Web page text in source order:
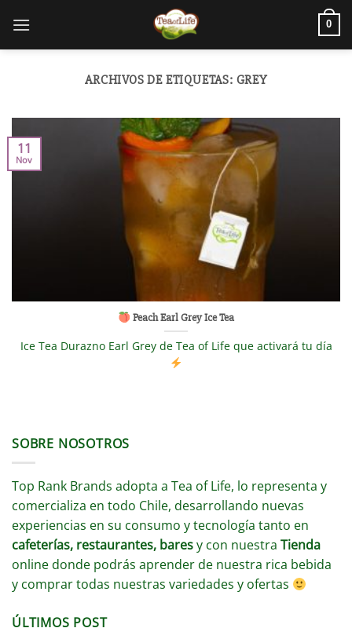
0
ARCHIVOS DE ETIQUETAS: GREY
Peach Earl Grey Ice Tea
Ice Tea Durazno Earl Grey de Tea of Life que activará tu día
11
Nov
SOBRE NOSOTROS
Top Rank Brands adopta a Tea of Life, lo representa y
comercializa en todo Chile, desarrollando nuevas
experiencias en su consumo y tecnología tanto en
cafeterías, restaurantes, baresy con nuestra Tienda
online donde podrás aprender de nuestra rica bebida
y comprar todas nuestras variedades y ofertas
ÚLTIMOS POST